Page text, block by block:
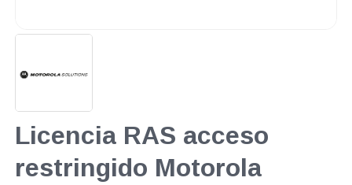
Licencia RAS acceso
restringido Motorola